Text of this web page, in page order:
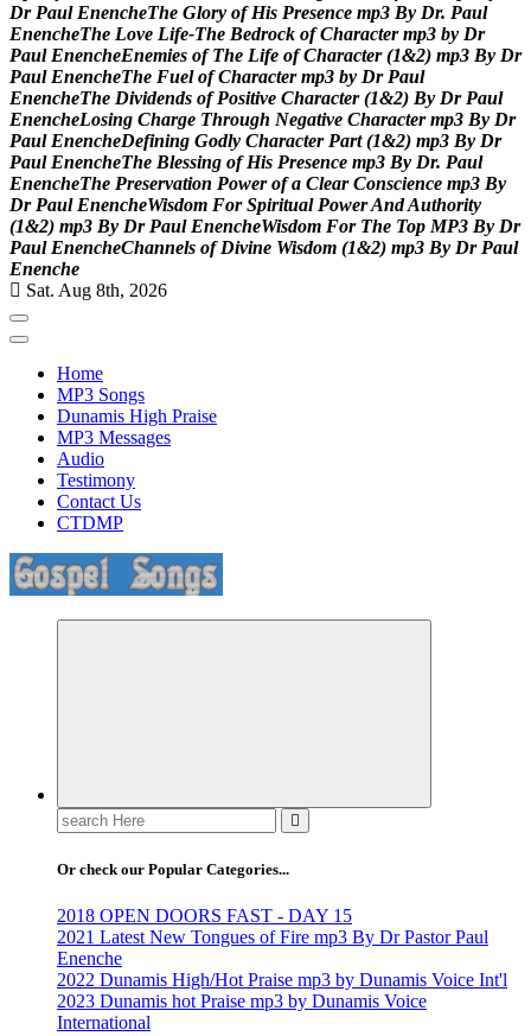
Dr Paul EnencheThe Glory of His Presence mp3 By Dr. Paul
EnencheThe Love Life-The Bedrock of Character mp3 by Dr
Paul EnencheEnemies of The Life of Character (1&2) mp3 By Dr
Paul EnencheThe Fuel of Character mp3 by Dr Paul
EnencheThe Dividends of Positive Character (1&2) By Dr Paul
EnencheLosing Charge Through Negative Character mp3 By Dr
Paul EnencheDefining Godly Character Part (1&2) mp3 By Dr
Paul EnencheThe Blessing of His Presence mp3 By Dr. Paul
EnencheThe Preservation Power of a Clear Conscience mp3 By
Dr Paul EnencheWisdom For Spiritual PowerAndAuthority
(1&2) mp3 By Dr Paul EnencheWisdom For The Top MP3 By Dr
Paul EnencheChannels of Divine Wisdom (1&2) mp3 By Dr Paul
Enenche
Sat. Aug 8th, 2026
Home
MP3 Songs
Dunamis High Praise
MP3 Messages
Audio
Testimony
Contact Us
CTDMP
Life Changing And Soul Lifting Gospel Songs And Messages
Search
for:
Or check our Popular Categories...
2018 OPEN DOORS FAST - DAY 15
2021 Latest New Tongues of Fire mp3 By Dr Pastor Paul
Enenche
2022 Dunamis High/Hot Praise mp3 by Dunamis Voice Int'l
2023 Dunamis hot Praise mp3 by Dunamis Voice
International